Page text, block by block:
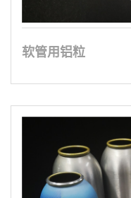
软管用铝粒